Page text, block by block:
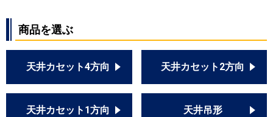
商品を選ぶ
天井カセット4方向 天井カセット2方向
天井カセット1方向 天井吊形